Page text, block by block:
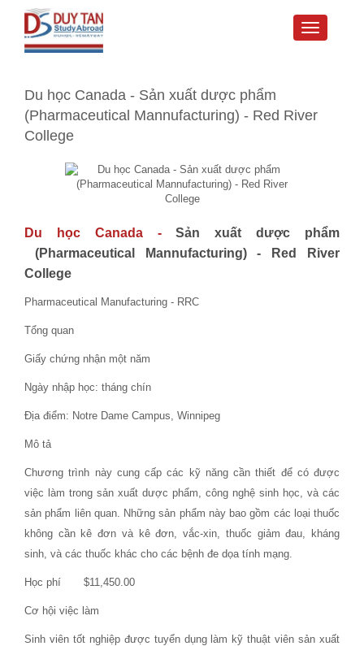
Toggle
Du học Canada - Sản xuất dược phẩm
(Pharmaceutical Mannufacturing) - Red River
College
Du học Canada-Sản xuất dược phẩm
(Pharmaceutical Mannufacturing) - Red River
College
Pharmaceutical Manufacturing - RRC
Tổng quan
Giấy chứng nhận một năm
Ngày nhập học: tháng chín
Địa điểm: Notre Dame Campus, Winnipeg
Mô tả
Chương trình này cung cấp các kỹ năng cần thiết để có được
việc làm trong sản xuất dược phẩm, công nghệ sinh học, và các
sản phẩm liên quan. Những sản phẩm này bao gồm các loại thuốc
không cần kê đơn và kê đơn, vắc-xin, thuốc giảm đau, kháng
sinh, và các thuốc khác cho các bệnh đe dọa tính mạng.
Học phí $11,450.00
Cơ hội việc làm
Sinh viên tốt nghiệp được tuyển dụng làm kỹ thuật viên sản xuất